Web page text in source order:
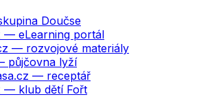
Doučse
— eLearning portál
— rozvojové materiály
půjčovna lyží
— receptář
— klub dětí Fořt